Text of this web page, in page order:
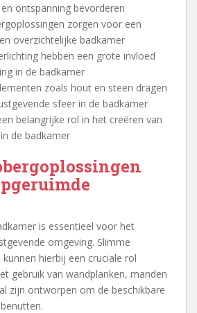
ontspanning bevorderen
zorgen voor een
overzichtelijke badkamer
hebben een grote invloed
in de badkamer
zoals hout en steen dragen
sfeer in de badkamer
belangrijke rol in het creëren van
de badkamer
is essentieel voor het
omgeving. Slimme
hierbij een cruciale rol
gebruik van wandplanken, manden
zijn ontworpen om de beschikbare